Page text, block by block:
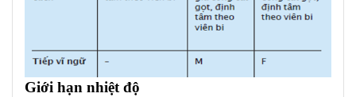
Giới hạn nhiệt độ